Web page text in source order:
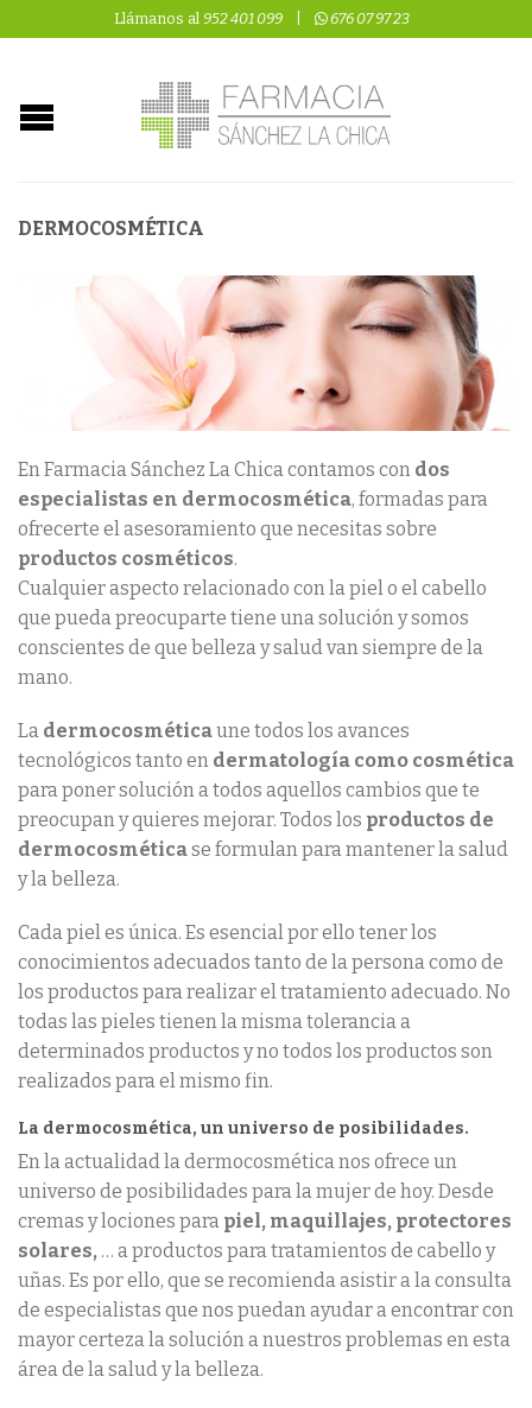
Llámanos al 952 401 099 676 07 97 23
DERMOCOSMÉTICA
En Farmacia Sánchez La Chica contamos con dos
especialistas en dermocosmética, formadas para
ofrecerte el asesoramiento que necesitas sobre
productos cosméticos.
Cualquier aspecto relacionado con la piel o el cabello
que pueda preocuparte tiene una solución y somos
conscientes de que belleza y salud van siempre de la
mano.
La dermocosméticaune todos los avances
tecnológicos tanto en dermatología como cosmética
para poner solución a todos aquellos cambios que te
preocupan y quieres mejorar. Todos los productos de
dermocosméticase formulan para mantener la salud
y la belleza.
Cada piel es única. Es esencial por ello tener los
conocimientos adecuados tanto de la persona como de
los productos para realizar el tratamiento adecuado. No
todas las pieles tienen la misma tolerancia a
determinados productos y no todos los productos son
realizados para el mismo fin.
La dermocosmética, un universo de posibilidades.
En la actualidad la dermocosmética nos ofrece un
universo de posibilidades para la mujer de hoy. Desde
cremas y lociones para piel, maquillajes, protectores
solares, … a productos para tratamientos de cabello y
uñas. Es por ello, que se recomienda asistir a la consulta
de especialistas que nos puedan ayudar a encontrar con
mayor certeza la solución a nuestros problemas en esta
área de la salud y la belleza.